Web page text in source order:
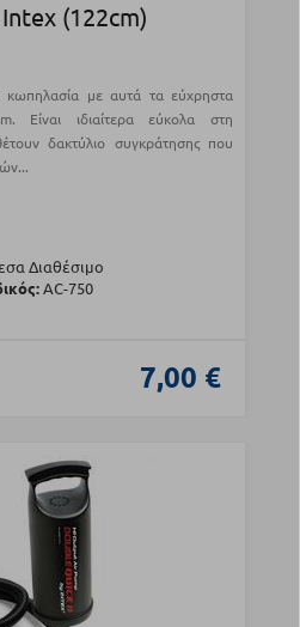
(122cm)
κωπηλασία με αυτά τα εύχρηστα
Είναι ιδιαίτερα εύκολα στη
δακτύλιο συγκράτησης που
Διαθέσιμο
AC-750
7,00 €